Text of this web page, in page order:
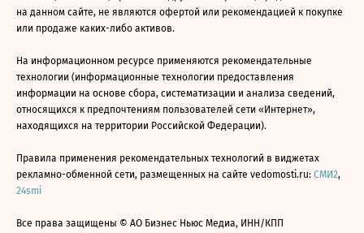
на данном сайте, не являются офертой или рекомендацией к покупке
или продаже каких-либо активов.
На информационном ресурсе применяются рекомендательные
технологии (информационные технологии предоставления
информации на основе сбора, систематизации и анализа сведений,
относящихся к предпочтениям пользователей сети «Интернет»,
находящихся на территории Российской Федерации).
Правила применения рекомендательных технологий в виджетах
рекламно-обменной сети, размещенных на сайте vedomosti.ru: СМИ2,
24smi
Все права защищены © АО Бизнес Ньюс Медиа, ИНН/КПП